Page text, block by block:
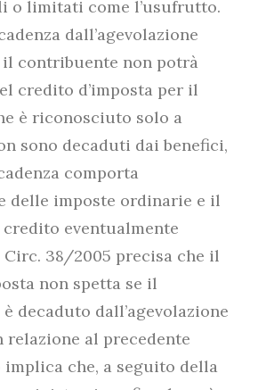
o limitati come l’usufrutto.
dall’agevolazione
il contribuente non potrà
credito d’imposta per il
è riconosciuto solo a
sono decaduti dai benefici,
comporta
delle imposte ordinarie e il
eventualmente
38/2005 precisa che il
non spetta se il
decaduto dall’agevolazione
relazione al precedente
implica che, a seguito della